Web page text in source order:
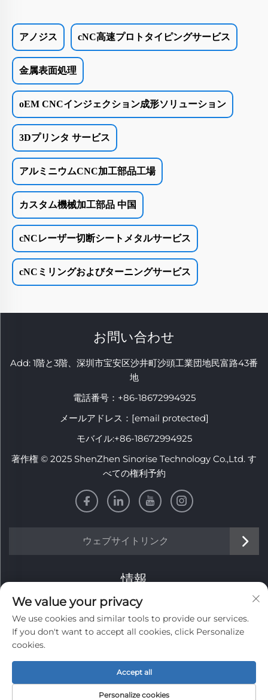
アノジス cNC高速プロトタイピングサービス
金属表面処理
oEM CNCインジェクション成形ソリューション
3Dプリンタ サービス
アルミニウムCNC加工部品工場
カスタム機械加工部品 中国
cNCレーザー切断シートメタルサービス
cNCミリングおよびターニングサービス
お問い合わせ
Add: 1階と3階、深圳市宝安区沙井町沙頭工業団地民富路43番
地
電話番号： +86-18672994925
メールアドレス： [email protected]
モバイル:+86-18672994925
著作権 © 2025 ShenZhen Sinorise Technology Co.,Ltd. す
べての権利予約
ウェブサイトリンク
情報
毎週のニュースレターを受け取るにはサインアップしてくだ
さい
送信する
We value your privacy
We use cookies and similar tools to provide our services.
If you don't want to accept all cookies, click Personalize
cookies.
Personalize cookies
Accept all